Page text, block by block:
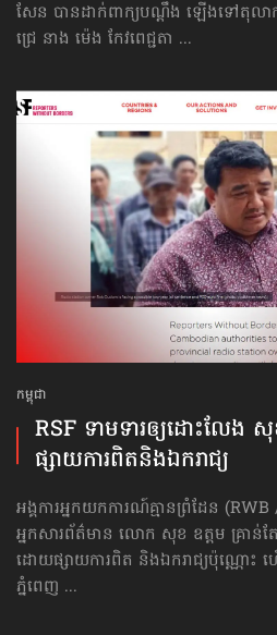
សែន បានដាក់ពាក្យ​បណ្ដឹង ឡើង​ទៅតុលាក
ជ្រេ នាង ម៉េង កែវពេជ្ជតា ...
កម្ពុជា
RSF ទាមទារ​ឲ្យ​ដោះលែង
ផ្សាយ​ការពិត​និង​ឯករាជ្យ
អង្គការអ្នកយកការណ៍គ្មានព្រំដែន
អ្នកសារព័ត៌មាន លោក សុខ ឧត្ដម គ្រាន់តែធ្
ដោយផ្សាយការពិត និងឯករាជ្យប៉ុណ្ណោះ ហ
ភ្នំពេញ ...